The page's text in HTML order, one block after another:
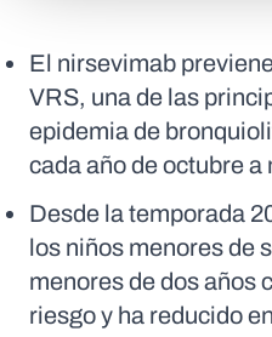
El nirsevimab
VRS, una de las
epidemia de
cada año de octubre a
Desde la temporada
los niños menores de
menores de dos años
riesgo y ha reducido